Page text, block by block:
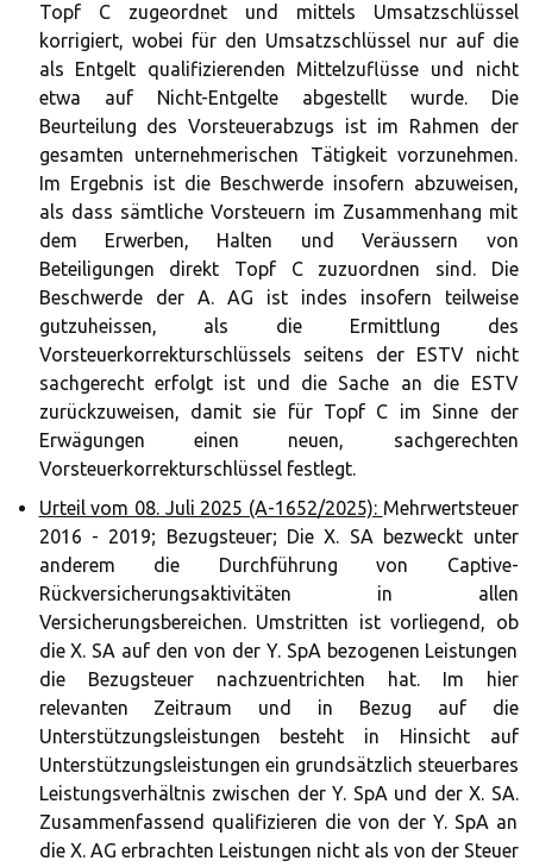
Topf C zugeordnet und mittels Umsatzschlüssel
korrigiert, wobei für den Umsatzschlüssel nur auf die
als Entgelt qualifizierenden Mittelzuflüsse und nicht
etwa auf Nicht-Entgelte abgestellt wurde. Die
Beurteilung des Vorsteuerabzugs ist im Rahmen der
gesamten unternehmerischen Tätigkeit vorzunehmen.
Im Ergebnis ist die Beschwerde insofern abzuweisen,
als dass sämtliche Vorsteuern im Zusammenhang mit
dem Erwerben, Halten und Veräussern von
Beteiligungen direkt Topf C zuzuordnen sind. Die
Beschwerde der A. AG ist indes insofern teilweise
gutzuheissen, als die Ermittlung des
Vorsteuerkorrekturschlüssels seitens der ESTV nicht
sachgerecht erfolgt ist und die Sache an die ESTV
zurückzuweisen, damit sie für Topf C im Sinne der
Erwägungen einen neuen, sachgerechten
Vorsteuerkorrekturschlüssel festlegt.
Urteil vom 08. Juli 2025 (A-1652/2025): Mehrwertsteuer
2016 - 2019; Bezugsteuer; Die X. SA bezweckt unter
anderem die Durchführung von Captive-
Rückversicherungsaktivitäten in allen
Versicherungsbereichen. Umstritten ist vorliegend, ob
die X. SA auf den von der Y. SpA bezogenen Leistungen
die Bezugsteuer nachzuentrichten hat. Im hier
relevanten Zeitraum und in Bezug auf die
Unterstützungsleistungen besteht in Hinsicht auf
Unterstützungsleistungen ein grundsätzlich steuerbares
Leistungsverhältnis zwischen der Y. SpA und der X. SA.
Zusammenfassend qualifizieren die von der Y. SpA an
die X. AG erbrachten Leistungen nicht als von der Steuer